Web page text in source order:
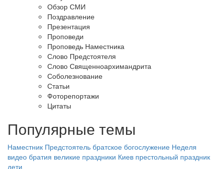
Обзор СМИ
Поздравление
Презентация
Проповеди
Проповедь Наместника
Слово Предстоятеля
Слово Священноархимандрита
Соболезнование
Статьи
Фоторепортажи
Цитаты
Популярные темы
Наместник Предстоятель братское богослужение Неделя
видео братия великие праздники Киев престольный праздник
дети